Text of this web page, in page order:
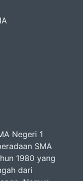
Negeri 1
SMA
1980 yang
dari